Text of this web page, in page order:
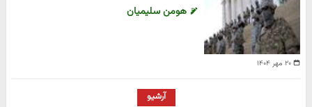
۲۰ مهر ۱۴۰۴
هومن سلیمیان
آرشیو